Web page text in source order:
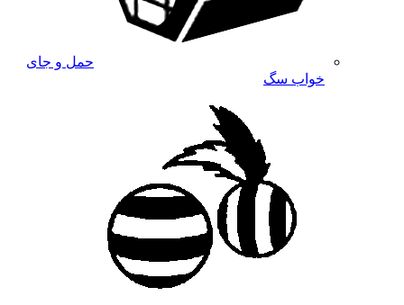
حمل و جای
خواب سگ